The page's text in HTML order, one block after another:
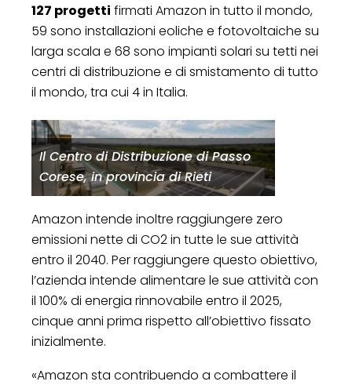
127 progetti firmati Amazon in tutto il mondo,
59 sono installazioni eoliche e fotovoltaiche su
larga scala e 68 sono impianti solari su tetti nei
centri di distribuzione e di smistamento di tutto
il mondo, tra cui 4 in Italia.
Il Centro di Distribuzione di Passo
Corese, in provincia di Rieti
Amazon intende inoltre raggiungere zero
emissioni nette di CO2 in tutte le sue attività
entro il 2040. Per raggiungere questo obiettivo,
l’azienda intende alimentare le sue attività con
il 100% di energia rinnovabile entro il 2025,
cinque anni prima rispetto all’obiettivo fissato
inizialmente.
«Amazon sta contribuendo a combattere il